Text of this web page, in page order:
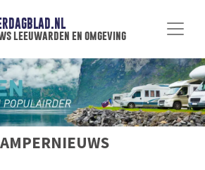
leeuwarden en omgeving